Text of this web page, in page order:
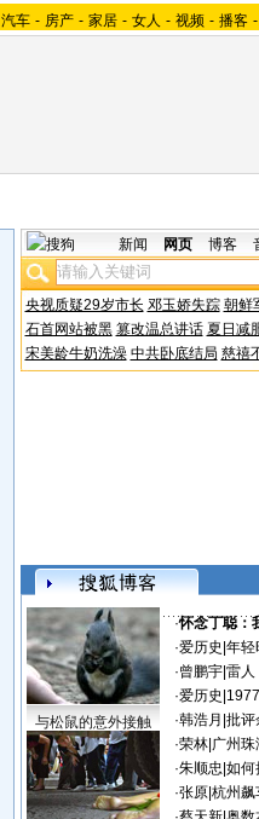
汽车 - 房产 - 家居 - 女人 - 视频 - 播客 -
新闻 网页 博客
央视质疑29岁市长 邓玉娇失踪 朝鲜
石首网站被黑 篡改温总讲话 夏日减
宋美龄牛奶洗澡 中共卧底结局 慈禧
与松鼠的意外接触
·怀念丁聪：
·爱历史 年轻
·曾鹏宇| 雷人
·爱历史
·韩浩月 批评
·荣林| 广州
·朱顺忠 如何
·张原| 杭州飙